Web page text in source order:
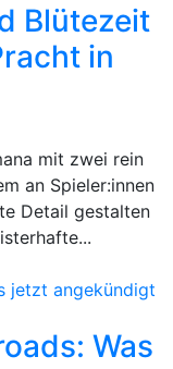
Blütezeit
in
mit zwei rein
an Spieler:innen
Detail gestalten
Was